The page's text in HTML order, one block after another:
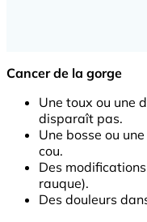
Cancer de la gorge
Une toux ou une
disparaît pas.
Une bosse ou
cou.
Des
rauque).
Des douleurs